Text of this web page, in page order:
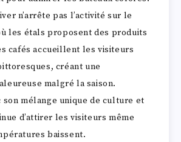
n’arrête pas l’activité sur le
les étals proposent des produits
cafés accueillent les visiteurs
créant une
malgré la saison.
mélange unique de culture et
d’attirer les visiteurs même
baissent.